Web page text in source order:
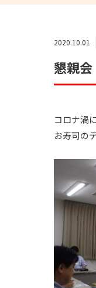
2020.10.01
懇親会
コロナ渦
お寿司の